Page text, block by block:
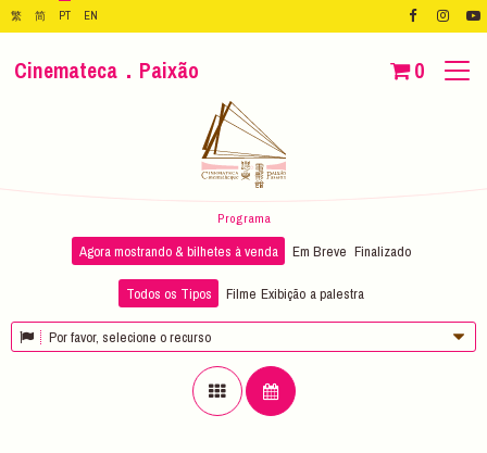
繁 简 PT EN
Cinemateca．Paixão 0
Programa
Agora mostrando & bilhetes à venda Em Breve Finalizado
Todos os Tipos Filme Exibição a palestra
Por favor, selecione o recurso